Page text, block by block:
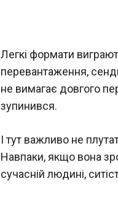
Легкі формати
перевантаження,
не вимагає довгого
зупинився.
І тут важливо не
Навпаки, якщо вона
сучасній людині,